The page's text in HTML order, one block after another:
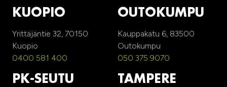
KUOPIO
Yrittäjäntie 32, 70150
Kuopio
0400 581 400
OUTOKUMPU
Kauppakatu 6, 83500
Outokumpu
050 375 9070
PK-SEUTU TAMPERE